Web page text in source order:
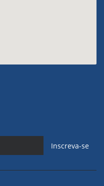
Inscreva-se